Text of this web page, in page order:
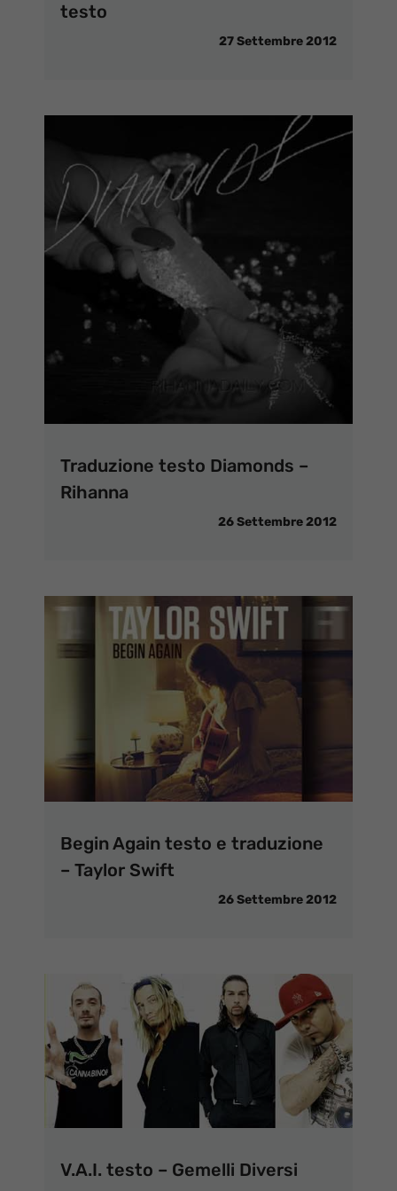
testo
27 Settembre 2012
Traduzione testo Diamonds –
Rihanna
26 Settembre 2012
Begin Again testo e traduzione
– Taylor Swift
26 Settembre 2012
V.A.I. testo – Gemelli Diversi